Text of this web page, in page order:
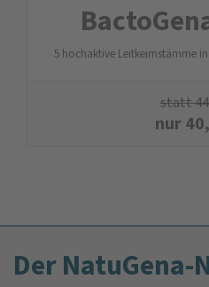
5 hochaktive Leitkeimstämme
statt
nur
Der